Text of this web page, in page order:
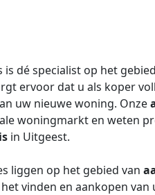
is dé specialist op het
ervoor dat u als koper
uw nieuwe woning. Onze
woningmarkt en weten
in Uitgeest.
liggen op het gebied van
vinden en aankopen